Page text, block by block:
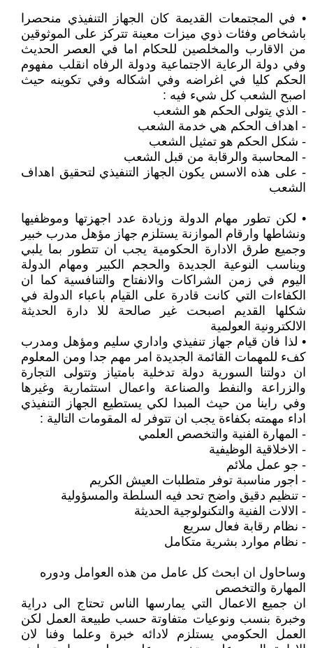
• في المجتمعات القديمة كان الجهاز التنفيذي منحصرا
باشخاص وفئات ذوي ميزات معينة تتركز على الموثوقين
من الاقارب والمخلصين للحكام اما في العصر الحديث
وفي دولة الرعاية الاجتماعية ودولة الرفاه انقلب مفهوم
الحكم كليا في اغراضه وفي اشكاله وفي تكوينه حيث
اصبح الشعب كل شيء فيه :
- الذي يتولى الحكم هو الشعب
- اهداف الحكم هي خدمة الشعب
- شكل الحكم هو تمثيل الشعب
- المحاسبة والرقابة من قبل الشعب
- على هذه الاسس يكون الجهاز التنفيذي لتحقيق اهداف
الشعب
• لكن تطور مهام الدولة وزيادة عدد اجهزتها وموظفيها
ونشاطها وارقام الموازنة يستلزم جهاز مؤهل مدرب خبير
وجميع طرق الادارة الحكومية يجب ان تتطور بما يلبي
ويناسب النوعية الجديدة والحجم الكبير ومهام الدولة
اليوم في زمن الشراكات والانفتاح والتنافسية كما ان
الكفاءات التي كانت قادرة على القيام باعباء الدولة في
شكلها القديم اصبحت غير صالحة للا دارة الحديثة
الالكترونية العولمية
• لذا فان قيام جهاز تنفيذي واداري سليم ومؤهل ومدرب
كفء للمهمات القائمة الجديدة امر مهم جدا ومن المعلوم
ان دولتنا السورية دولة تدخلية بامتياز وتتولى التجارة
والزراعة والنفط والصناعة واعمال استثمارية وغيرها
وفي راينا من حيث المبدا لكي يستطيع الجهاز التنفيذي
اداء مهمته بكفاءة يجب ان تتوفر له المقومات التالية :
- المهارة الفنية والتخصص العلمي
- الاخلاقية الوظيفية
- جو عمل ملائم
- اجور مناسبة توفر متطلبات العيش الكريم
- تنظيم دقيق واضح تحد فيه السلطة والمسؤولية
- الالات الفنية والتكنولوجية الحديثة
- نظام رقابة فعال سريع
- نظام موارد بشرية متكامل
وساحاول ان ابحث كل عامل من هذه العوامل ودوره
المهارة والتخصص
ان جميع الاعمال التي يمارسها الناس تحتاج الى دراية
وخبرة بنسب ونوعيات متفاوتة حسب طبيعة العمل لكن
العمل الحكومي يستلزم لادائه خبرة وعلما وفنا لان